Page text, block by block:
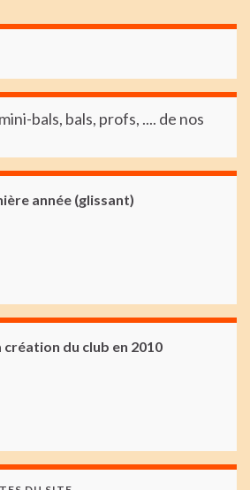
bals, bals, profs, .... de nos
année (glissant)
création du club en 2010